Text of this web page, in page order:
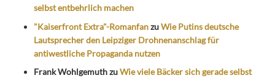
selbst entbehrlich machen
"Kaiserfront Extra"-RomanfanzuWie Putins deutsche
Lautsprecher den Leipziger Drohnenanschlag für
antiwestliche Propaganda nutzen
Frank WohlgemuthzuWie viele Bäcker sich gerade selbst